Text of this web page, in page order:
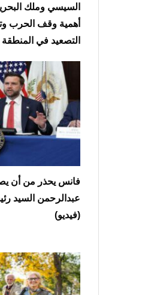
السيسي وملك
أهمية وقف الحرب
التصعيد في المنطقة
فانس يحذر من أن
عبدالرحمن السيد
(فيديو)